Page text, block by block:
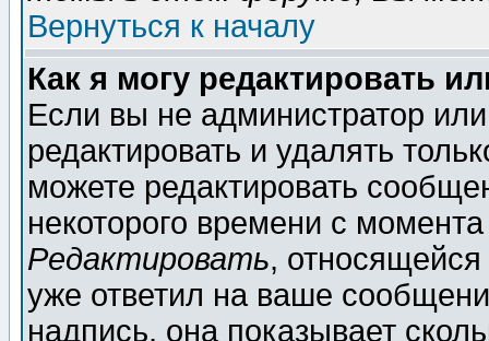
Вернуться к началу
Как я могу редактировать
Если вы не администратор
редактировать и удалять
можете редактировать
некоторого времени с
Редактировать,
уже ответил на ваше
надпись, она показывает